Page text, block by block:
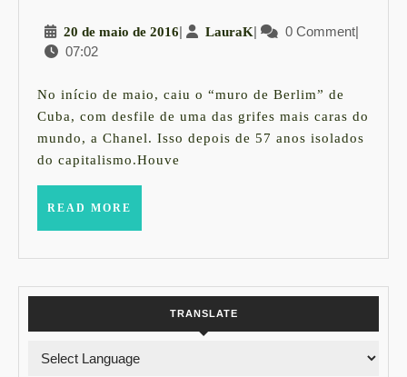
CUBA
20 de maio de 201620
de
| LauraKLauraK
| 0 Comment|
07:02
No início de maio, caiu o “muro de Berlim” de
Cuba, com desfile de uma das grifes mais caras do
mundo, a Chanel. Isso depois de 57 anos isolados
do capitalismo.Houve
READ MORE
TRANSLATE